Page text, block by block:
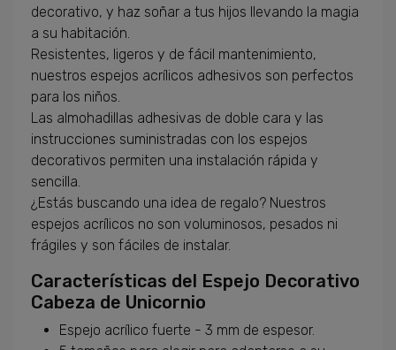
decorativo, y haz soñar a tus hijos llevando la magia
a su habitación.
Resistentes, ligeros y de fácil mantenimiento,
nuestros espejos acrílicos adhesivos son perfectos
para los niños.
Las almohadillas adhesivas de doble cara y las
instrucciones suministradas con los espejos
decorativos permiten una instalación rápida y
sencilla.
¿Estás buscando una idea de regalo? Nuestros
espejos acrílicos no son voluminosos, pesados ​​ni
frágiles y son fáciles de instalar.
Características del Espejo Decorativo
Cabeza de Unicornio
Espejo acrílico fuerte - 3 mm de espesor.